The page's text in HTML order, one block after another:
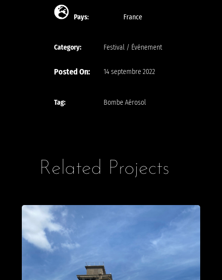
Pays France
Category: Festival / Événement
Posted On: 14 septembre 2022
Tag: Bombe Aérosol
Related Projects